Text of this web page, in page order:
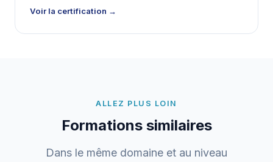
Voir la certification →
ALLEZ PLUS LOIN
Formations similaires
Dans le même domaine et au niveau